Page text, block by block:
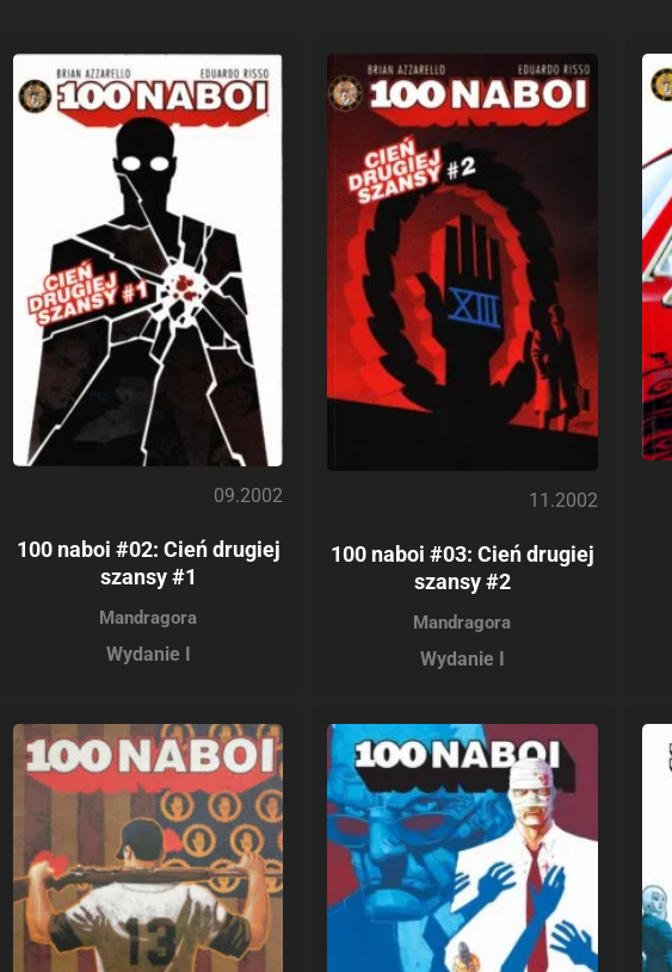
09.2002
100 naboi #02: Cień drugiej
szansy #1
Mandragora
Wydanie I
11.2002
100 naboi #03: Cień drugiej
szansy #2
Mandragora
Wydanie I